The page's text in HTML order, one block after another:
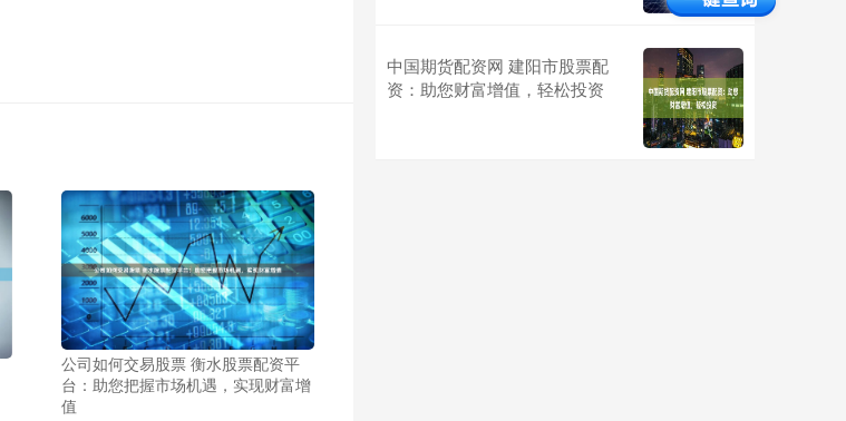
公司如何交易股票 衡水股票配资平
台：助您把握市场机遇，实现财富增
值
中国期货配资网 建阳市股票配
资：助您财富增值，轻松投资